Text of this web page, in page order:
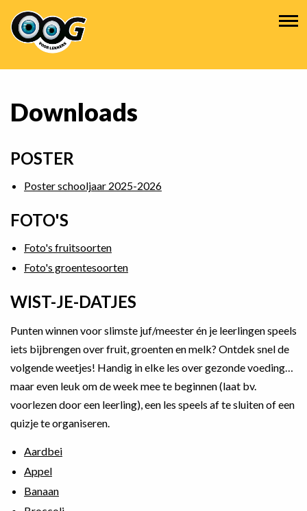
Overslaan
en
naar
inhoud
Hoofdnavigatie
Downloads
POSTER
Poster schooljaar 2025-2026
FOTO'S
Foto's fruitsoorten
Foto's groentesoorten
WIST-JE-DATJES
Punten winnen voor slimste juf/meester én je leerlingen speels
iets bijbrengen over fruit, groenten en melk? Ontdek snel de
volgende weetjes! Handig in elke les over gezonde voeding…
maar even leuk om de week mee te beginnen (laat bv.
voorlezen door een leerling), een les speels af te sluiten of een
quizje te organiseren.
Aardbei
Appel
Banaan